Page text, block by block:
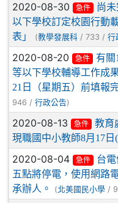
2020-08-30 急件
尚
以下學校訂定校園行動
表」
(教學發展科 / 733 / 行
2020-08-20 急件
有關
等以下學校輔導工作成
21日（星期五）前填報
946 / 行政公告)
2020-08-13 急件
教育
現職國中小教師8月17日
2020-08-04 急件
台
五點將停電，使用網路
承辦人。
(北美國民小學 /